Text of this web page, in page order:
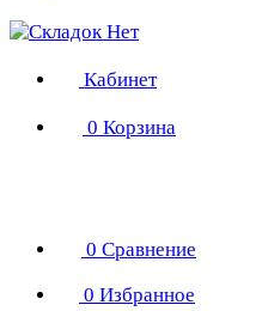
Кабинет
0 Корзина
0 Сравнение
0 Избранное